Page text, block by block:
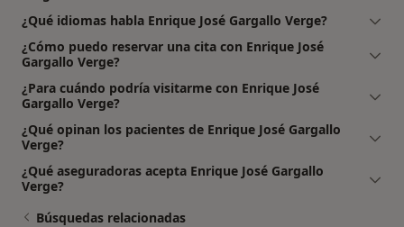
¿Qué idiomas habla Enrique José Gargallo Verge?
¿Cómo puedo reservar una cita con Enrique José
Gargallo Verge?
¿Para cuándo podría visitarme con Enrique José
Gargallo Verge?
¿Qué opinan los pacientes de Enrique José Gargallo
Verge?
¿Qué aseguradoras acepta Enrique José Gargallo
Verge?
Búsquedas relacionadas